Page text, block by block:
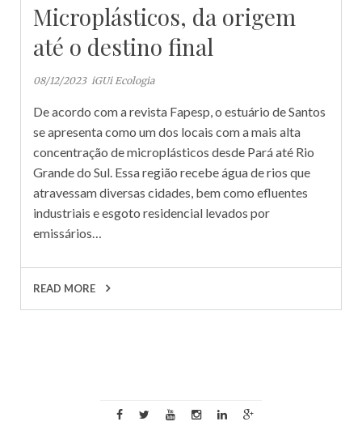
Microplásticos, da origem
até o destino final
08/12/2023 iGUi Ecologia
De acordo com a revista Fapesp, o estuário de Santos
se apresenta como um dos locais com a mais alta
concentração de microplásticos desde Pará até Rio
Grande do Sul. Essa região recebe água de rios que
atravessam diversas cidades, bem como efluentes
industriais e esgoto residencial levados por
emissários…
READ MORE